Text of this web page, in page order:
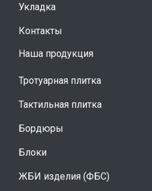
Укладка
Контакты
Наша продукция
Тротуарная плитка
Тактильная плитка
Бордюры
Блоки
ЖБИ изделия (ФБС)